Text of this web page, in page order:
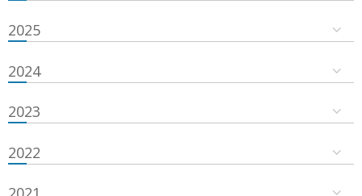
2025
2024
2023
2022